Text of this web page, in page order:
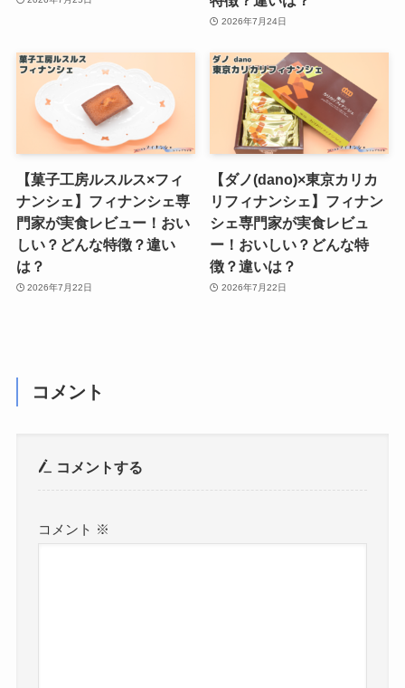
2026年7月24日
【菓子工房ルスルス×フィ
ナンシェ】フィナンシェ専
門家が実食レビュー！おい
しい？どんな特徴？違い
は？
2026年7月22日
【ダノ(dano)×東京カリカ
リフィナンシェ】フィナン
シェ専門家が実食レビュ
ー！おいしい？どんな特
徴？違いは？
2026年7月22日
コメント
コメントする
コメント ※